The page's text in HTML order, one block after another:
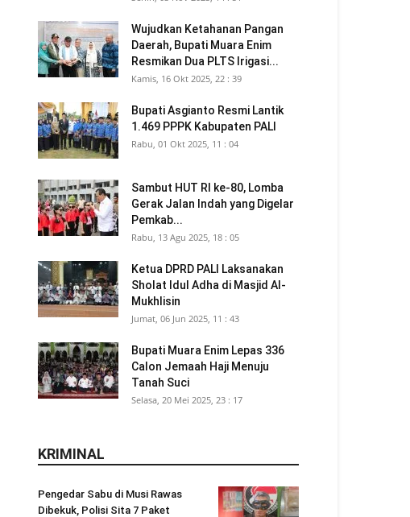
Wujudkan Ketahanan Pangan
Daerah, Bupati Muara Enim
Resmikan Dua PLTS Irigasi...
Kamis, 16 Okt 2025, 22 : 39
Bupati Asgianto Resmi Lantik
1.469 PPPK Kabupaten PALI
Rabu, 01 Okt 2025, 11 : 04
Sambut HUT RI ke-80, Lomba
Gerak Jalan Indah yang Digelar
Pemkab...
Rabu, 13 Agu 2025, 18 : 05
Ketua DPRD PALI Laksanakan
Sholat Idul Adha di Masjid Al-
Mukhlisin
Jumat, 06 Jun 2025, 11 : 43
Bupati Muara Enim Lepas 336
Calon Jemaah Haji Menuju
Tanah Suci
Selasa, 20 Mei 2025, 23 : 17
KRIMINAL
Pengedar Sabu di Musi Rawas
Dibekuk, Polisi Sita 7 Paket